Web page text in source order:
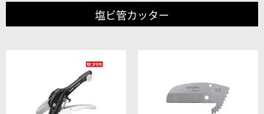
塩ビ管カッター